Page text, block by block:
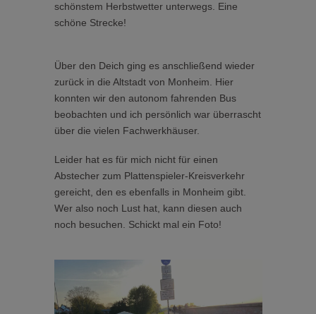
schönstem Herbstwetter unterwegs. Eine
schöne Strecke!
Über den Deich ging es anschließend wieder
zurück in die Altstadt von Monheim. Hier
konnten wir den autonom fahrenden Bus
beobachten und ich persönlich war überrascht
über die vielen Fachwerkhäuser.
Leider hat es für mich nicht für einen
Abstecher zum Plattenspieler-Kreisverkehr
gereicht, den es ebenfalls in Monheim gibt.
Wer also noch Lust hat, kann diesen auch
noch besuchen. Schickt mal ein Foto!